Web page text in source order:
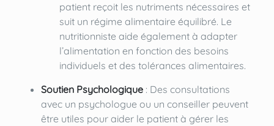
patient reçoit les nutriments nécessaires et
suit un régime alimentaire équilibré. Le
nutritionniste aide également à adapter
l’alimentation en fonction des besoins
individuels et des tolérances alimentaires.
Soutien Psychologique: Des consultations
avec un psychologue ou un conseiller peuvent
être utiles pour aider le patient à gérer les